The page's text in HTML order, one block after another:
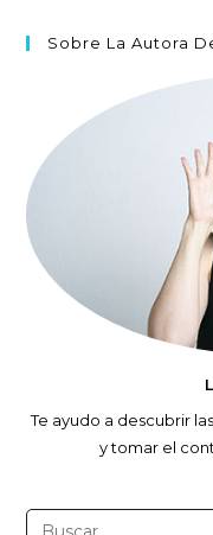
Sobre La Autora
Te ayudo a descubrir
y tomar el